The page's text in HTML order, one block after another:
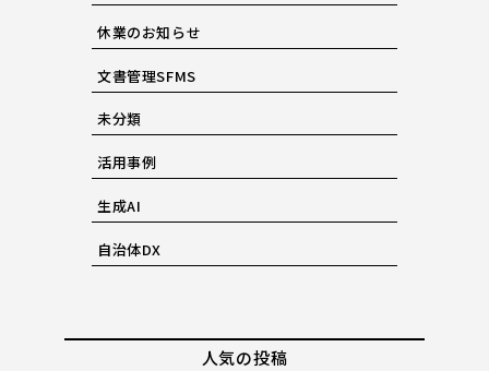
休業のお知らせ
文書管理SFMS
未分類
活用事例
生成AI
自治体DX
人気の投稿